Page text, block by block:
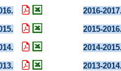
2016-2017.
2015-2016.
2014-2015.
2013-2014.